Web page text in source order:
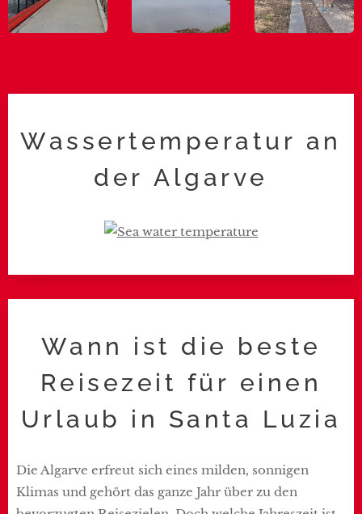
Wassertemperatur an
der Algarve
Wann ist die beste
Reisezeit für einen
Urlaub in Santa Luzia
Die Algarve erfreut sich eines milden, sonnigen
Klimas und gehört das ganze Jahr über zu den